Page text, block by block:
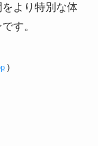
より特別な体
す。
)